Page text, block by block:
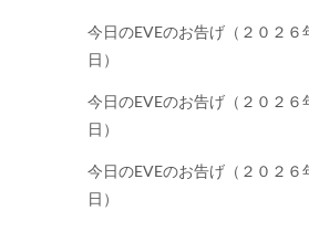
今日のEVEのお告げ（２０２６
日）
今日のEVEのお告げ（２０２６
日）
今日のEVEのお告げ（２０２６
日）